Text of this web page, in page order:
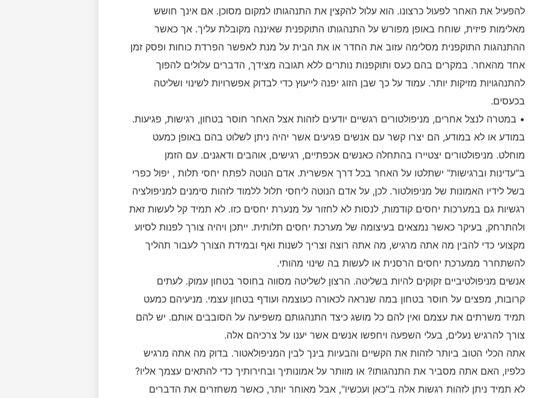
להפעיל את האחר לפעול כרצונו. הוא עלול להקצין את התנהגותו למקום מסוכן. אם אינך חושש
מאלימות פיזית, שוחח באופן מפורש על התנהגותו התוקפנית שאיננה מקובלת עליך. אך כאשר
ההתנהגות התוקפנית מסלימה עזוב את החדר או את הבית על מנת לאפשר הפרדת כוחות ופסק זמן
אחד מהאחר. במקרים בהם כעס ותוקפנות נותרים ללא תגובה מצידך, הדברים עלולים להפוך
להתנהגויות מזיקות יותר. עמוד על כך שבן הזוג יפנה לייעוץ כדי לבדוק אפשרויות לשינוי ושליטה
בכעסים.
• במטרה לנצל אחרים, מניפולטורים רגשיים יודעים לזהות אצל האחר חוסר בטחון, רגישות, פגיעות.
במודע או לא במודע, הם יצרו קשר עם אנשים פגיעים אשר יהיה ניתן לשלוט בהם באופן כמעט
מוחלט. מניפולטורים יצטיירו בהתחלה כאנשים אכפתיים, רגישים, אוהבים ודאגנים. עם הזמן
ב"עדינות וברגישות" ישתלטו על האחר בכל דרך אפשרית. אדם הנוטה לפתח יחסי תלות , יפול כפרי
בשל לידיו האמונות של מניפולטור. לכן, על אדם הנוטה ליחסי תלול ללמוד לזהות סימנים למניפולציה
רגשיות גם במערכות יחסים קודמות, לנסות לא לחזור על מנערת יחסים כזו. לא תמיד קל לעשות זאת
ולהתרחק, בעיקר כאשר נמצאים בעיצומה של מערכת יחסים תלותית. ייתכן ויהיה צורך לפנות לסיוע
מקצועי כדי להבין מה אתה מרגיש, מה אתה רוצה וצריך לשנות ואף ובמידת הצורך לעבור תהליך
להשתחרר ממערכת יחסים הרסנית או לעשות בה שינוי מהותי.
אנשים מניפולטיביים זקוקים להיות בשליטה. הרצון לשליטה מסווה בחוסר בטחון עמוק. לעתים
קרובות, מפצים על חוסר בטחון במה שנראה לכאורה כעוצמה ועודף בטחון עצמי. מניעיהם כמעט
תמיד משרתים את עצמם ואין להם כל מושג כיצד התנהגותם משפיעה על הסובבים אותם. יש להם
צורך להרגיש נעלים, בעלי השפעה ויחפשו אנשים אשר יענו על צרכיהם אלה.
אתה הכלי הטוב ביותר לזהות את הקשיים והבעיות בינך לבין המניפולאטור. בדוק מה אתה מרגיש
כלפיו, האם אתה מסביר את התנהגותו? או מוותר על אמונותיך ובחירותיך כדי להתאים עצמך אליו?
לא תמיד ניתן לזהות רגשות אלה ב"כאן ועכשיו", אבל מאוחר יותר, כאשר משחזרים את הדברים